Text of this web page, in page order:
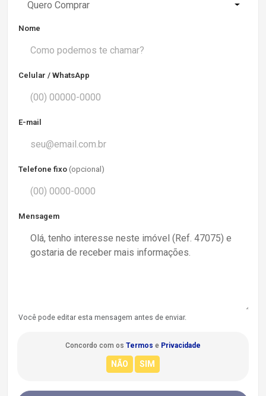
Quero Comprar
Nome
Celular / WhatsApp
E-mail
Telefone fixo (opcional)
Mensagem
Você pode editar esta mensagem antes de enviar.
Concordo com os Termos e Privacidade